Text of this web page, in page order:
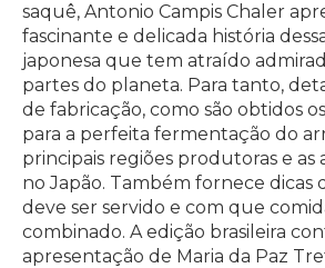
saquê, Antonio Campis Chaler
fascinante e delicada história
japonesa que tem atraído
partes do planeta. Para tanto,
de fabricação, como são obtidos
para a perfeita fermentação do
principais regiões produtoras e as
no Japão. Também fornece dicas
deve ser servido e com que
combinado. A edição brasileira
apresentação de Maria da Paz